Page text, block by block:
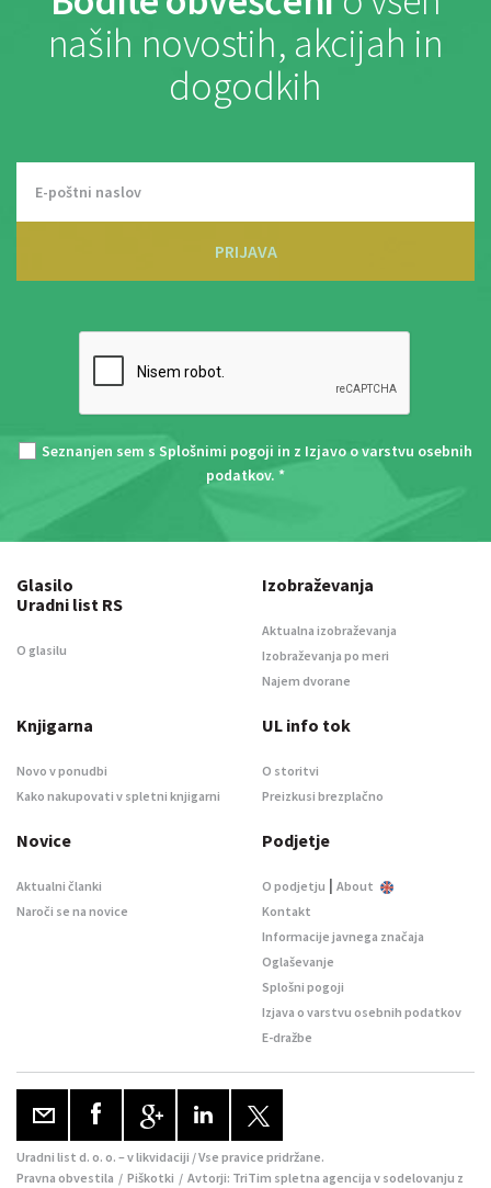
naših novostih, akcijah in
dogodkih
PRIJAVA
Seznanjen sem s Splošnimi pogoji in z Izjavo o varstvu osebnih
podatkov. *
Glasilo
Uradni list RS
O glasilu
Izobraževanja
Aktualna izobraževanja
Izobraževanja po meri
Najem dvorane
Knjigarna
Novo v ponudbi
Kako nakupovati v spletni knjigarni
UL info tok
O storitvi
Preizkusi brezplačno
Novice
Aktualni članki
Naroči se na novice
Podjetje
O podjetju | About
Kontakt
Informacije javnega značaja
Oglaševanje
Splošni pogoji
Izjava o varstvu osebnih podatkov
E-dražbe
Uradni list d. o. o. – v likvidaciji / Vse pravice pridržane.
Pravna obvestila / Piškotki / Avtorji: TriTim spletna agencija v sodelovanju z